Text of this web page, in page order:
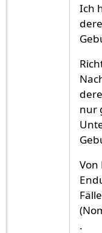
Ich
nur
Von
.